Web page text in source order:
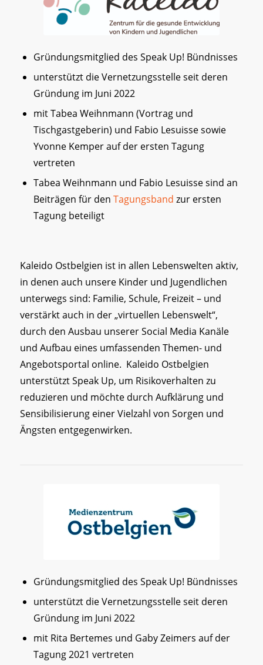
Gründungsmitglied des Speak Up! Bündnisses
unterstützt die Vernetzungsstelle seit deren
Gründung im Juni 2022
mit Tabea Weihnmann (Vortrag und
Tischgastgeberin) und Fabio Lesuisse sowie
Yvonne Kemper auf der ersten Tagung
vertreten
Tabea Weihnmann und Fabio Lesuisse sind an
Beiträgen für den Tagungsband zur ersten
Tagung beteiligt
Kaleido Ostbelgien ist in allen Lebenswelten aktiv,
in denen auch unsere Kinder und Jugendlichen
unterwegs sind: Familie, Schule, Freizeit – und
verstärkt auch in der „virtuellen Lebenswelt“,
durch den Ausbau unserer Social Media Kanäle
und Aufbau eines umfassenden Themen- und
Angebotsportal online. Kaleido Ostbelgien
unterstützt Speak Up, um Risikoverhalten zu
reduzieren und möchte durch Aufklärung und
Sensibilisierung einer Vielzahl von Sorgen und
Ängsten entgegenwirken.
Gründungsmitglied des Speak Up! Bündnisses
unterstützt die Vernetzungsstelle seit deren
Gründung im Juni 2022
mit Rita Bertemes und Gaby Zeimers auf der
Tagung 2021 vertreten